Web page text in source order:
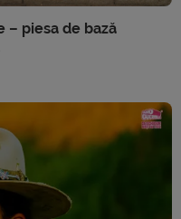
– piesa de bază